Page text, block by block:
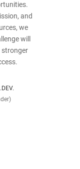
and
we
will
stronger